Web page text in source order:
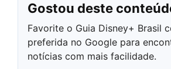
Gostou deste
Favorite o Guia Disney+ Brasil
preferida no Google para
notícias com mais facilidade.